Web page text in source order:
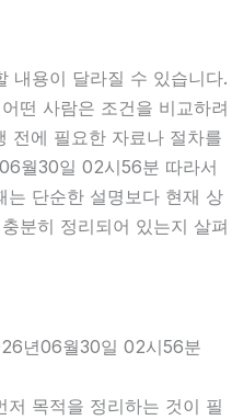
내용이 달라질 수 있습니다.
떤 사람은 조건을 비교하려
전에 필요한 자료나 절차를
월30일 02시56분 따라서
는 단순한 설명보다 현재 상
분히 정리되어 있는지 살펴
년06월30일 02시56분
목적을 정리하는 것이 필